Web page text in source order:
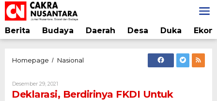
Lewati
ke
konten
Berita Budaya Daerah Desa Duka
Homepage / Nasional
Untuk
Memperjuangkan
Desember 29, 2021
Cakra
Deklarasi, Berdirinya FKDI Untuk